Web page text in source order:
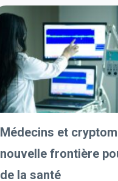
Médecins et
nouvelle frontière
de la santé